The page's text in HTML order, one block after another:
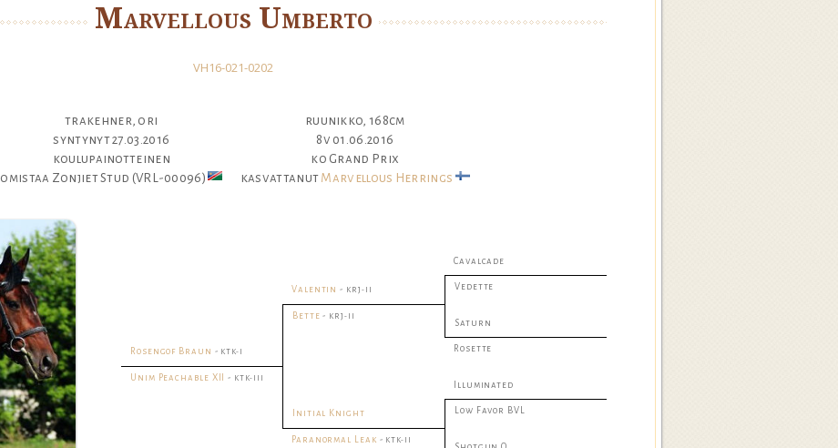
Marvellous Umberto
VH16-021-0202
trakehner, ori
syntynyt 27.03.2016
koulupainotteinen
omistaa Zonjiet Stud (VRL-00096)
ruunikko, 168cm
8v 01.06.2016
ko Grand Prix
kasvattanut Marvellous Herrings
Rosengof Braun - KTK-I
Valentin - KRJ-II
Cavalcade
Vedette
Bette - KRJ-II
Saturn
Rosette
Unim Peachable XII - KTK-III
Initial Knight
Illuminated
Low Favor BVL
Paranormal Leak - KTK-II